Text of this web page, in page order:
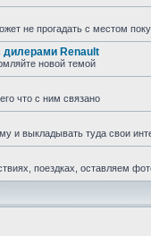
не прогадать с местом
дилерами Renault
новой темой
что с ним связано
и выкладывать туда свои
поездках, оставляем